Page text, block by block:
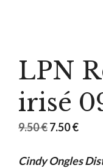
LPN
irisé
9.50€Le
initial
7.50€Le
Cindy Ongles